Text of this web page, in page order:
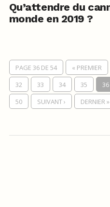
Qu’attendre du
monde en 2019 ?
PAGE 36 DE 54 « PREMIER
32
33 34 35 36
50
SUIVANT › DERNIER »